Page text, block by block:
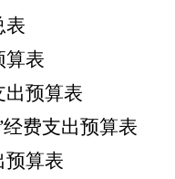
表
算表
出预算表
经费支出预算表
预算表